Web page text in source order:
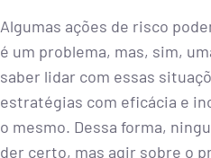
Algumas ações de risco
é um problema, mas, sim,
saber lidar com essas
estratégias com eficácia e
o mesmo. Dessa forma,
der certo, mas agir sobre o